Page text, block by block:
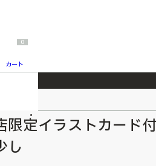
2026/7/23
0
カート
限定イラストカード
し